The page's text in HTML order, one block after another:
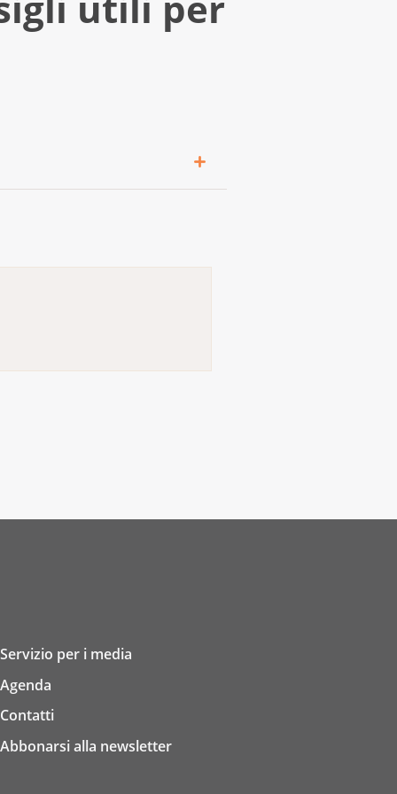
e datori di lavoro
Servizio per i media
Agenda
Contatti
Abbonarsi alla newsletter